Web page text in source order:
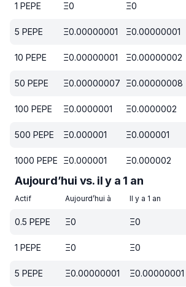
1 PEPE Ξ0 Ξ0
5 PEPE Ξ0.00000001 Ξ0.00000001
10 PEPE Ξ0.00000001 Ξ0.00000002
50 PEPE Ξ0.00000007 Ξ0.00000008
100 PEPE Ξ0.0000001 Ξ0.0000002
500 PEPE Ξ0.000001 Ξ0.000001
1000 PEPE Ξ0.000001 Ξ0.000002
Aujourd’hui vs. il y a 1 an
Actif Aujourd’hui à Il y a 1 an
0.5 PEPE Ξ0 Ξ0
1 PEPE Ξ0 Ξ0
5 PEPE Ξ0.00000001 Ξ0.00000001